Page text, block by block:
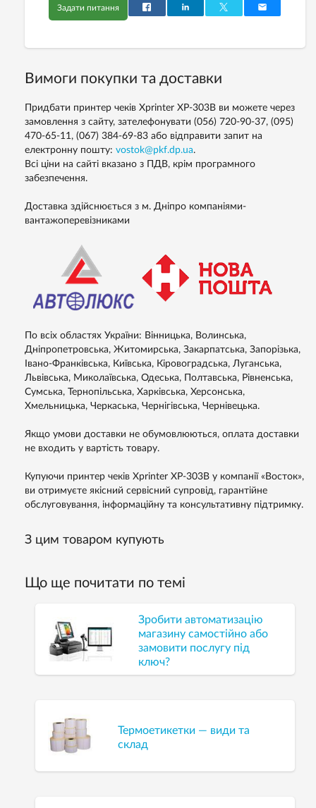
Задати питання
Вимоги покупки та доставки
Придбати принтер чеків Xprinter XP-303B ви можете через
замовлення з сайту, зателефонувати (056) 720-90-37, (095)
470-65-11, (067) 384-69-83 або відправити запит на
електронну пошту: vostok@pkf.dp.ua.
Всі ціни на сайті вказано з ПДВ, крім програмного
забезпечення.
Доставка здійснюється з м. Дніпро компаніями-
вантажоперевізниками
По всіх областях України: Вінницька, Волинська,
Дніпропетровська, Житомирська, Закарпатська, Запорізька,
Івано-Франківська, Київська, Кіровоградська, Луганська,
Львівська, Миколаївська, Одеська, Полтавська, Рівненська,
Сумська, Тернопільська, Харківська, Херсонська,
Хмельницька, Черкаська, Чернігівська, Чернівецька.
Якщо умови доставки не обумовлюються, оплата доставки
не входить у вартість товару.
Купуючи принтер чеків Xprinter XP-303B у компанії «Восток»,
ви отримуєте якісний сервісний супровід, гарантійне
обслуговування, інформаційну та консультативну підтримку.
З цим товаром купують
Що ще почитати по темі
Зробити автоматизацію
магазину самостійно або
замовити послугу під
ключ?
Термоетикетки — види та
склад